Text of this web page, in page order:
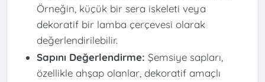
Örneğin, küçük bir sera iskeleti veya
dekoratif bir lamba çerçevesi olarak
değerlendirilebilir.
Sapını Değerlendirme: Şemsiye sapları,
özellikle ahşap olanlar, dekoratif amaçlı